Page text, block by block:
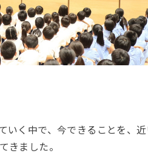
いく中で、今できることを、
きました。